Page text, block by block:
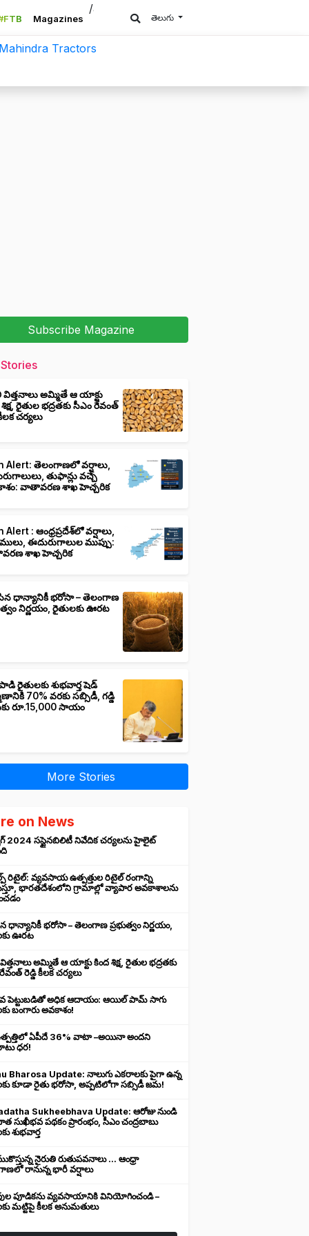
Magazines
/a>
తెలుగు
Subscribe Magazine
విత్తనాలు అమ్మితే ఆ యాక్టు
రైతుల భద్రతకు సీఎం రేవంత్
చర్యలు
Alert: తెలంగాణలో వర్షాలు,
తుఫాన్లు వచ్చే
వాతావరణ శాఖ హెచ్చరిక
Alert : ఆంధ్రప్రదేశ్‌లో వర్షాలు,
ఈదురుగాలుల ముప్పు:
శాఖ హెచ్చరిక
ధాన్యానికీ భరోసా – తెలంగాణ
నిర్ణయం, రైతులకు ఊరట
రైతులకు శుభవార్త షెడ్
70% వరకు సబ్సిడీ, గడ్డి
రూ.15,000 సాయం
More Stories
on News
2024 సస్టైనబిలిటీ నివేదిక చర్యలను హైలైట్
రిటైల్: వ్యవసాయ ఉత్పత్తుల రిటైల్ రంగాన్ని
భారతదేశంలోని గ్రామాల్లో వ్యాపార అవకాశాలను
ధాన్యానికీ భరోసా – తెలంగాణ ప్రభుత్వం నిర్ణయం,
ఊరట
అమ్మితే ఆ యాక్టు కింద శిక్ష, రైతుల భద్రతకు
రెడ్డి కీలక చర్యలు
పెట్టుబడితో అధిక ఆదాయం: ఆయిల్ పామ్ సాగు
బంగారు అవకాశం!
ఏపీదే 36% వాటా –అయినా అందని
ధర!
Bharosa Update: నాలుగు ఎకరాలకు పైగా ఉన్న
కూడా రైతు భరోసా, అప్పటిలోగా సబ్సిడీ జమ!
Sukheebhava Update: ఆరోజు నుండి
సుఖీభవ పథకం ప్రారంభం, సీఎం చంద్రబాబు
శుభవార్త
నైరుతి రుతుపవనాలు ... ఆంధ్రా
రానున్న భారీ వర్షాలు
పూడికను వ్యవసాయానికి వినియోగించండి –
మట్టిపై కీలక అనుమతులు